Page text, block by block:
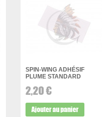
SPIN-WING ADHÉSIF
PLUME STANDARD
2,20 €
Ajouter au panier